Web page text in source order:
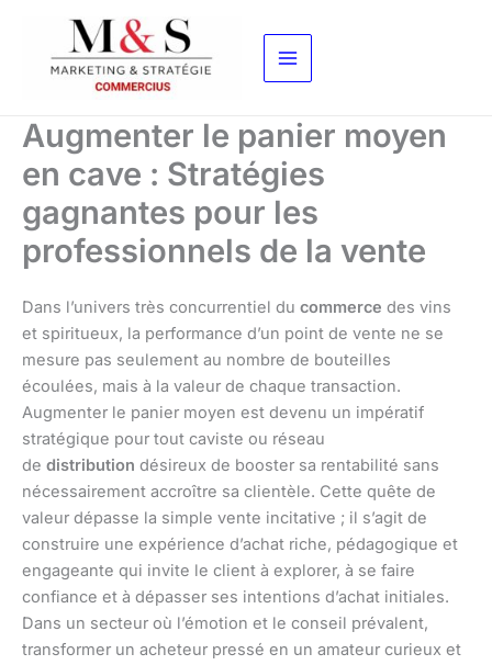
contenu
Augmenter le panier moyen
en cave : Stratégies
gagnantes pour les
professionnels de la vente
Dans l’univers très concurrentiel du commerce des vins
et spiritueux, la performance d’un point de vente ne se
mesure pas seulement au nombre de bouteilles
écoulées, mais à la valeur de chaque transaction.
Augmenter le panier moyen est devenu un impératif
stratégique pour tout caviste ou réseau
de distribution désireux de booster sa rentabilité sans
nécessairement accroître sa clientèle. Cette quête de
valeur dépasse la simple vente incitative ; il s’agit de
construire une expérience d’achat riche, pédagogique et
engageante qui invite le client à explorer, à se faire
confiance et à dépasser ses intentions d’achat initiales.
Dans un secteur où l’émotion et le conseil prévalent,
transformer un acheteur pressé en un amateur curieux et